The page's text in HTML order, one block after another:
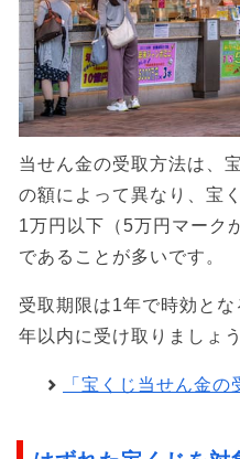
当せん金の受取方法は、
の額によって異なり、宝
1万円以下（5万円マーク
であることが多いです。
受取期限は1年で時効とな
年以内に受け取りましょう
「宝くじ当せん金